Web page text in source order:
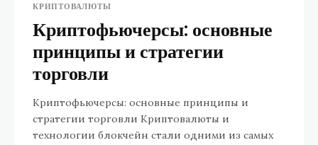
КРИПТОВАЛЮТЫ
Криптофьючерсы: основные
принципы и стратегии
торговли
Криптофьючерсы: основные принципы и
стратегии торговли Криптовалюты и
технологии блокчейн стали одними из самых